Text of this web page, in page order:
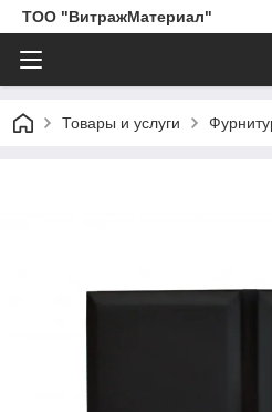
ТОО "ВитражМатериал"
Товары и услуги